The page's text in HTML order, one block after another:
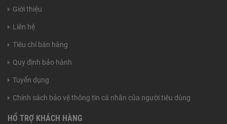
Giới thiệu
Liên hệ
Tiêu chí bán hàng
Quy định bảo hành
Tuyển dụng
Chính sách bảo vệ thông tin cá nhân của người tiêu dùng
HỔ TRỢ KHÁCH HÀNG